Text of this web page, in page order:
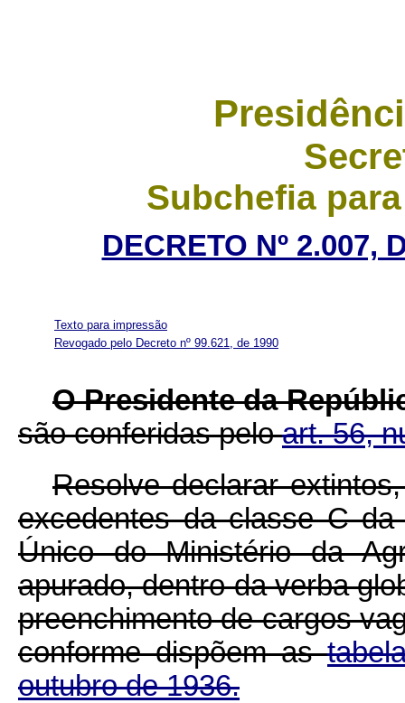
Subchefia
DECRETO Nº 2.007,
Texto para impressão
Revogado pelo Decreto nº 99.621, de 1990
O Presidente da
são conferidas peloart. 56,
Resolve declarar
excedentes da classe C
Único do Ministério da
apurado, dentro da verba
preenchimento de cargos
conforme dispõem as
outubro de 1936.